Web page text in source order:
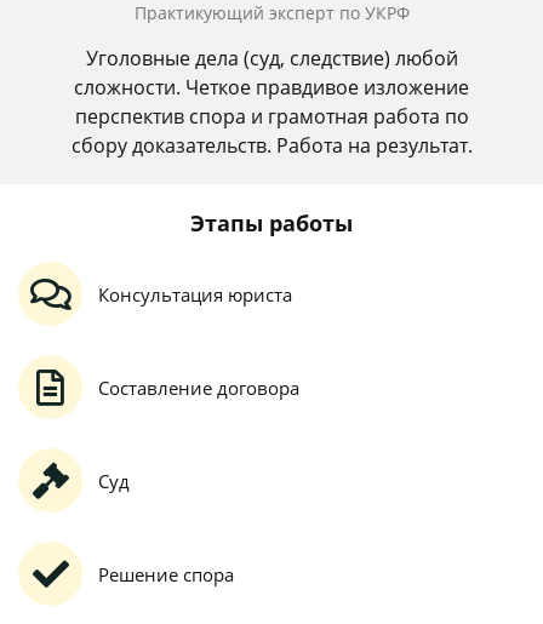
Практикующий эксперт по УКРФ
Уголовные дела (суд, следствие) любой
сложности. Четкое правдивое изложение
перспектив спора и грамотная работа по
сбору доказательств. Работа на результат.
Этапы работы
Консультация юриста
Составление договора
Суд
Решение спора